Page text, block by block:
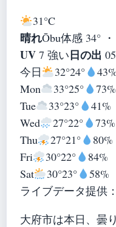
31°C
晴れŌbu体感 34°
UV 7 強い日の出
今日
32°24°
43%
Mon
33°25°
73%
Tue
33°23°
41%
Wed
27°22°
73%
Thu
27°21°
80%
Fri
30°22°
84%
Sat
30°23°
58%
ライブデータ提供：
大府市は本日、曇